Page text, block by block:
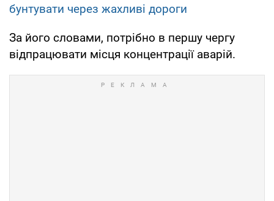
бунтувати через жахливі дороги
За його словами, потрібно в першу чергу
відпрацювати місця концентрації аварій.